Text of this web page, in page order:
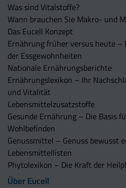
Was sind Vitalstoffe?
Wann brauchen Sie Makro- und
Das Eucell Konzept
Ernährung früher versus heute –
der Essgewohnheiten
Nationale Ernährungsberichte
Ernährungslexikon – Ihr
und Vitalität
Lebensmittelzusatzstoffe
Gesunde Ernährung – Die Basis
Wohlbefinden
Genussmittel – Genuss bewusst
Lebensmittellisten
Phytolexikon – Die Kraft der
Über Eucell